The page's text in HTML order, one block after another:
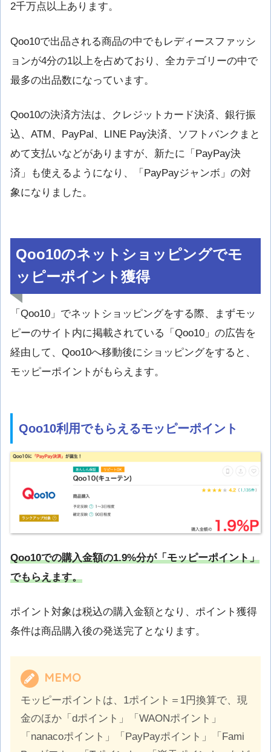
2千万点以上あります。
Qoo10で出品される商品の中でもレディースファッシ
ョンが4分の1以上を占めており、全カテゴリーの中で
最多の出品数になっています。
Qoo10の決済方法は、クレジットカード決済、銀行振
込、ATM、PayPal、LINE Pay決済、ソフトバンクまと
めて支払いなどがありますが、新たに「PayPay決
済」も使えるようになり、「PayPayジャンボ」の対
象になりました。
Qoo10のネットショッピングでモ
ッピーポイント獲得
「Qoo10」でネットショッピングをする際、まずモッ
ピーのサイト内に掲載されている「Qoo10」の広告を
経由して、Qoo10へ移動後にショッピングをすると、
モッピーポイントがもらえます。
Qoo10利用でもらえるモッピーポイント
Qoo10での購入金額の1.9%分が「モッピーポイント」
でもらえます。
ポイント対象は税込の購入金額となり、ポイント獲得
条件は商品購入後の発送完了となります。
MEMO
モッピーポイントは、1ポイント＝1円換算で、現
金のほか「dポイント」「WAONポイント」
「nanacoポイント」「PayPayポイント」「Fami